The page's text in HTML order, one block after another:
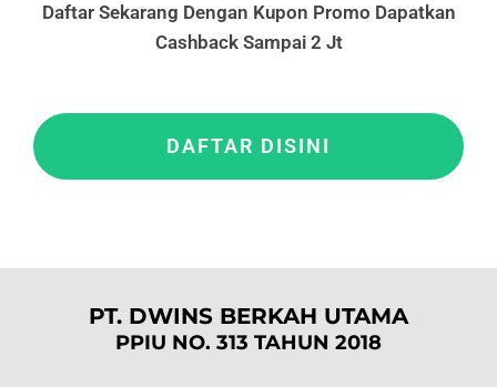
Daftar Sekarang Dengan Kupon Promo Dapatkan
Cashback Sampai 2 Jt
DAFTAR DISINI
PT. DWINS BERKAH UTAMA
PPIU NO. 313 TAHUN 2018